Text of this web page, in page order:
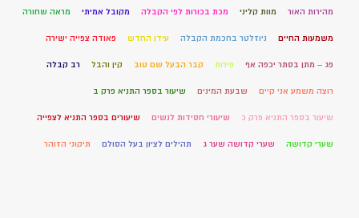
מהירות האור מוות קליני מכת בכורות לפי הקבלה מקובל אמיתי מראה שחורה
משמעות החיים ניוזלטר בחכמת הקבלה עידן החדש פאודה צפייה ישירה
פג – מתן בסתר יכפה אף פירות קבר הבעל שם טוב קין והבל רב קבלה
רוצה משמע אני קיים שבעת המינים שיעור בספר התניא פרק ב
שיעור בספר התניא פרק כ שיעורי חסידות לנשים שיעורים בספר התניא לצפייה
שערי קדושה שערי קדושה שער ג תהילים לציון בעל הסולם תיקוני הזוהר